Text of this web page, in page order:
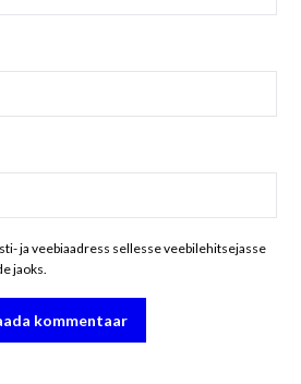
ja veebiaadress sellesse veebilehitsejasse
jaoks.